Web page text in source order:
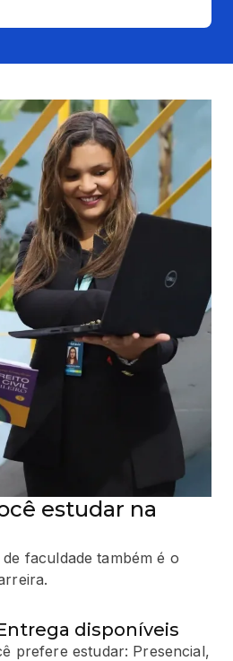
estudar na
faculdade também é o
disponíveis
prefere estudar: Presencial,